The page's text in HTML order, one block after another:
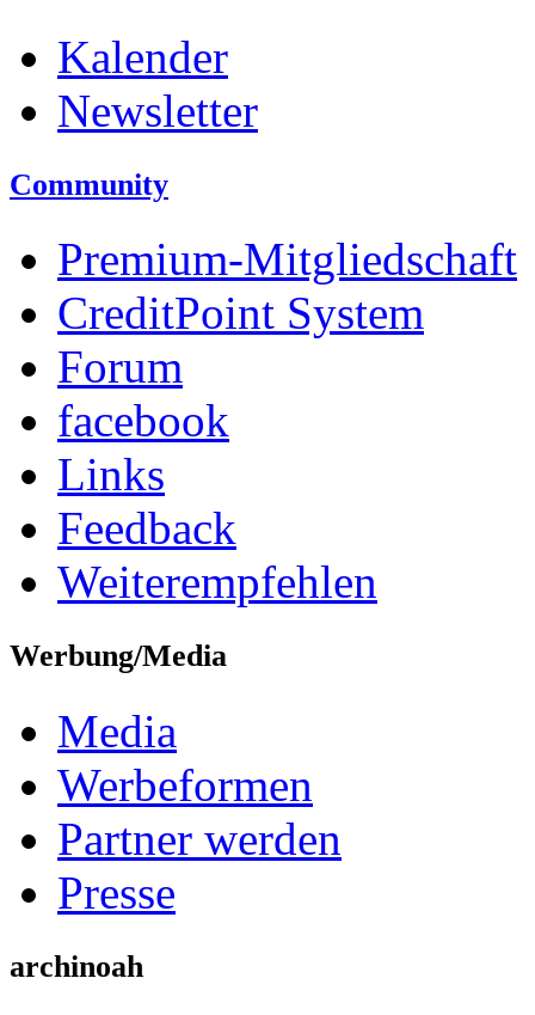
Kalender
Newsletter
Community
Premium-Mitgliedschaft
CreditPoint System
Forum
facebook
Links
Feedback
Weiterempfehlen
Werbung/Media
Media
Werbeformen
Partner werden
Presse
archinoah